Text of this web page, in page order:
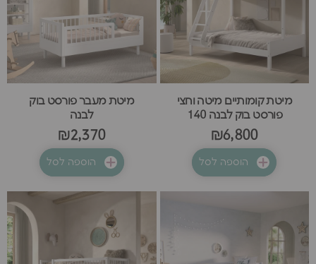
מיטת קומותיים מיטה וחצי
פורסט בוק לבנה 140
₪6,800
הוספה לסל
מיטת מעבר פורסט בוק
לבנה
₪2,370
הוספה לסל